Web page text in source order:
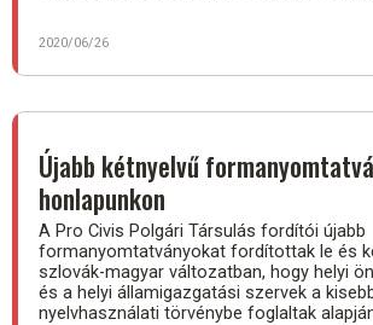
2020/06/26
Újabb kétnyelvű
honlapunkon
A Pro Civis Polgári Társulás fordítói újabb
formanyomtatványokat fordítottak le és
szlovák-magyar változatban, hogy helyi
és a helyi államigazgatási szervek a
nyelvhasználati törvénybe foglaltak